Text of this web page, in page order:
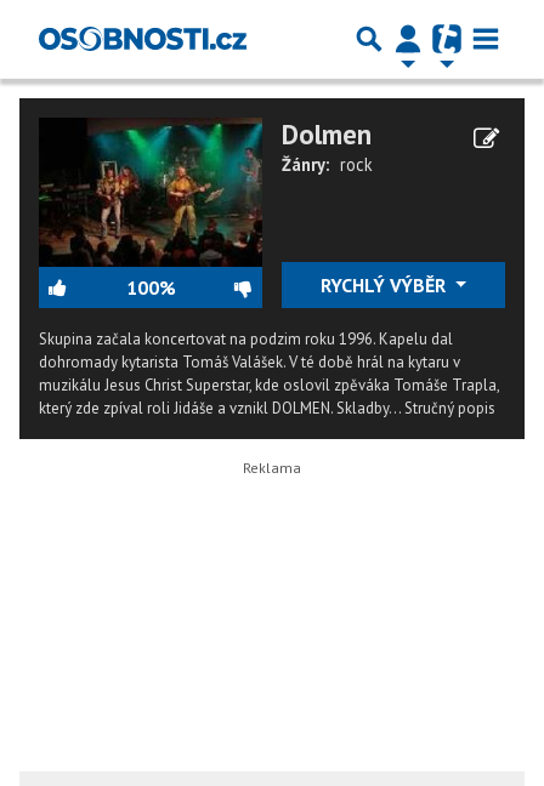
100%
Dolmen
Žánry: rock
RYCHLÝ VÝBĚR
Skupina začala koncertovat na podzim roku 1996. Kapelu dal
dohromady kytarista Tomáš Valášek. V té době hrál na kytaru v
muzikálu Jesus Christ Superstar, kde oslovil zpěváka Tomáše Trapla,
který zde zpíval roli Jidáše a vznikl DOLMEN. Skladby...Stručný popis